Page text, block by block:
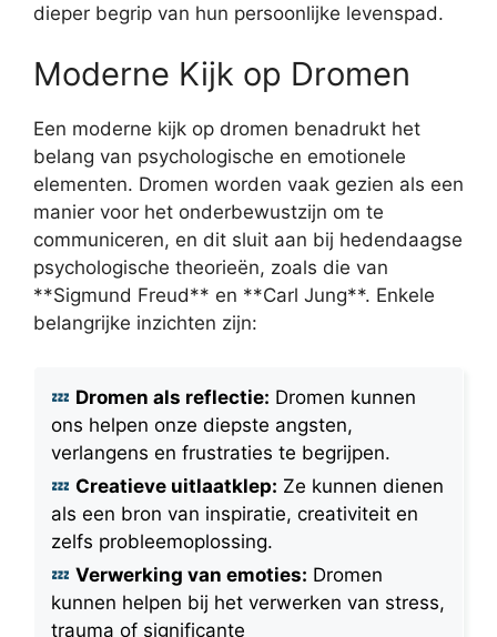
dieper begrip van hun persoonlijke levenspad.
Moderne Kijk op Dromen
Een moderne kijk op dromen benadrukt het
belang van psychologische en emotionele
elementen. Dromen worden vaak gezien als een
manier voor het onderbewustzijn om te
communiceren, en dit sluit aan bij hedendaagse
psychologische theorieën, zoals die van
**Sigmund Freud** en **Carl Jung**. Enkele
belangrijke inzichten zijn:
Dromen als reflectie: Dromen kunnen
ons helpen onze diepste angsten,
verlangens en frustraties te begrijpen.
Creatieve uitlaatklep: Ze kunnen dienen
als een bron van inspiratie, creativiteit en
zelfs probleemoplossing.
Verwerking van emoties: Dromen
kunnen helpen bij het verwerken van stress,
trauma of significante